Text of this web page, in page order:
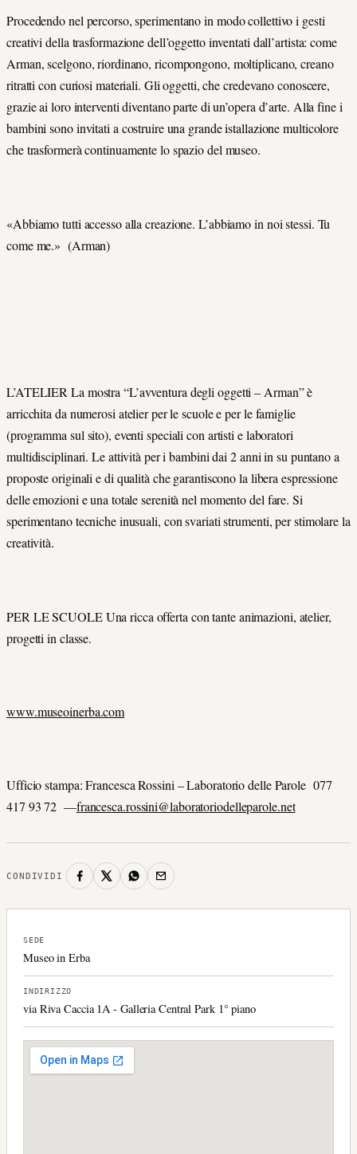
Procedendo nel percorso, sperimentano in modo collettivo i gesti
creativi della trasformazione dell’oggetto inventati dall’artista: come
Arman, scelgono, riordinano, ricompongono, moltiplicano, creano
ritratti con curiosi materiali. Gli oggetti, che credevano conoscere,
grazie ai loro interventi diventano parte di un’opera d’arte. Alla fine i
bambini sono invitati a costruire una grande istallazione multicolore
che trasformerà continuamente lo spazio del museo.
«Abbiamo tutti accesso alla creazione. L’abbiamo in noi stessi. Tu
come me.» (Arman)
L’ATELIER La mostra “L’avventura degli oggetti – Arman” è
arricchita da numerosi atelier per le scuole e per le famiglie
(programma sul sito), eventi speciali con artisti e laboratori
multidisciplinari. Le attività per i bambini dai 2 anni in su puntano a
proposte originali e di qualità che garantiscono la libera espressione
delle emozioni e una totale serenità nel momento del fare. Si
sperimentano tecniche inusuali, con svariati strumenti, per stimolare la
creatività.
PER LE SCUOLE Una ricca offerta con tante animazioni, atelier,
progetti in classe.
www.museoinerba.com
Ufficio stampa: Francesca Rossini – Laboratorio delle Parole 077
417 93 72 —francesca.rossini@laboratoriodelleparole.net
CONDIVIDI
SEDE
Museo in Erba
INDIRIZZO
via Riva Caccia 1A - Galleria Central Park 1° piano